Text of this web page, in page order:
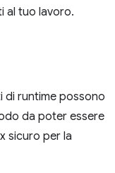
al tuo lavoro.
di runtime possono
da poter essere
sicuro per la